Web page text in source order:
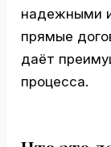
надежными
прямые
даёт
процесса.